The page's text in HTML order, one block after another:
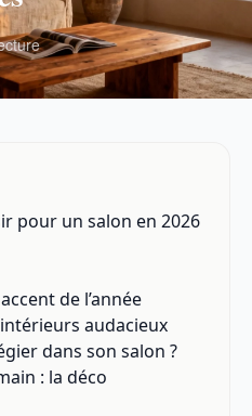
pour un salon en 2026
de l’année
audacieux
dans son salon ?
: la déco